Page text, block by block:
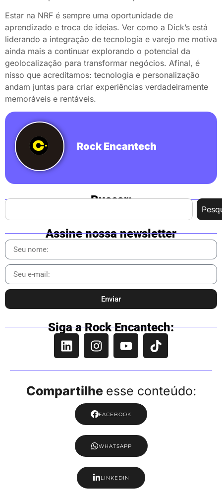
Estar na NRF é sempre uma oportunidade de
aprendizado e troca de ideias. Ver como a Dick’s está
liderando a integração de tecnologia e varejo me motiva
ainda mais a continuar explorando o potencial da
geolocalização para transformar negócios. Afinal, é
nisso que acreditamos: tecnologia e personalização
andam juntas para criar experiências verdadeiramente
memoráveis e rentáveis.
Rock Encantech
Buscar:
Assine nossa newsletter
Enviar
Siga a Rock Encantech:
Compartilhe esse conteúdo:
FACEBOOK
WHATSAPP
LINKEDIN